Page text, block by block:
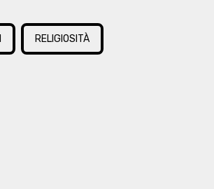
RELIGIOSITÀ